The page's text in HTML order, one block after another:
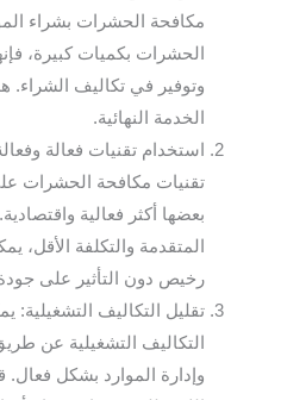
مكافحة الحشرات بشراء
الحشرات بكميات كبيرة،
وتوفير في تكاليف الشراء.
الخدمة النهائية.
استخدام تقنيات فعالة
تقنيات مكافحة الحشرات
بعضها أكثر فعالية
المتقدمة والتكلفة
رخيص دون التأثير على
تقليل التكاليف
التكاليف التشغيلية عن
وإدارة الموارد بشكل